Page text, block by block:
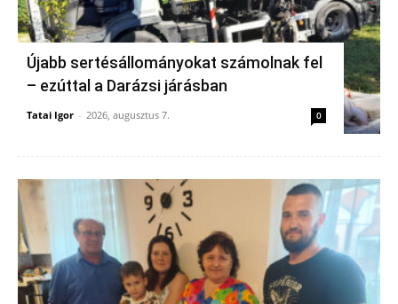
Újabb sertésállományokat számolnak fel
– ezúttal a Darázsi járásban
Tatai Igor - 2026, augusztus 7. 0